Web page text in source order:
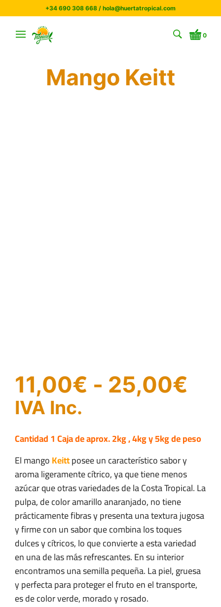
+34 690 308 668 / hola@huertatropical.com
0
Mango Keitt
11,00€ - 25,00€
IVA Inc.
Cantidad 1 Caja de aprox. 2kg , 4kg y 5kg de peso
El mangoKeittposee un característico sabor y
aroma ligeramente cítrico, ya que tiene menos
azúcar que otras variedades de la Costa Tropical. La
pulpa, de color amarillo anaranjado, no tiene
prácticamente fibras y presenta una textura jugosa
y firme con un sabor que combina los toques
dulces y cítricos, lo que convierte a esta variedad
en una de las más refrescantes. En su interior
encontramos una semilla pequeña. La piel, gruesa
y perfecta para proteger el fruto en el transporte,
es de color verde, morado y rosado.